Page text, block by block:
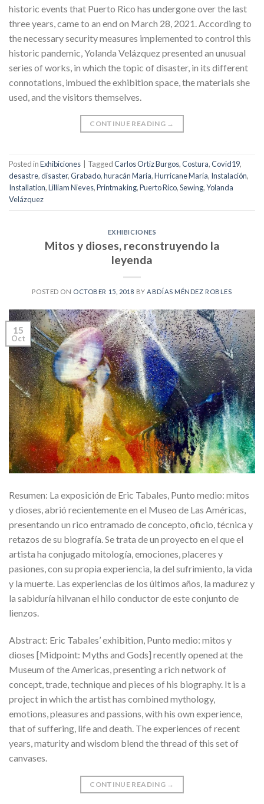
historic events that Puerto Rico has undergone over the last
three years, came to an end on March 28, 2021. According to
the necessary security measures implemented to control this
historic pandemic, Yolanda Velázquez presented an unusual
series of works, in which the topic of disaster, in its different
connotations, imbued the exhibition space, the materials she
used, and the visitors themselves.
CONTINUE READING →
Posted inExhibiciones TaggedCarlos Ortiz Burgos,Costura,Covid19,
desastre,disaster,Grabado,huracán María,Hurricane María, Instalación,
Installation,Lilliam Nieves,Printmaking,Puerto Rico,Sewing,Yolanda
Velázquez
EXHIBICIONES
Mitos y dioses, reconstruyendo la
leyenda
POSTED ON OCTOBER 15, 2018 BY ABDÍAS MÉNDEZ ROBLES
15
Oct
Resumen: La exposición de Eric Tabales, Punto medio: mitos
y dioses, abrió recientemente en el Museo de Las Américas,
presentando un rico entramado de concepto, oficio, técnica y
retazos de su biografía. Se trata de un proyecto en el que el
artista ha conjugado mitología, emociones, placeres y
pasiones, con su propia experiencia, la del sufrimiento, la vida
y la muerte. Las experiencias de los últimos años, la madurez y
la sabiduría hilvanan el hilo conductor de este conjunto de
lienzos.
Abstract: Eric Tabales’ exhibition, Punto medio: mitos y
dioses [Midpoint: Myths and Gods] recently opened at the
Museum of the Americas, presenting a rich network of
concept, trade, technique and pieces of his biography. It is a
project in which the artist has combined mythology,
emotions, pleasures and passions, with his own experience,
that of suffering, life and death. The experiences of recent
years, maturity and wisdom blend the thread of this set of
canvases.
CONTINUE READING →